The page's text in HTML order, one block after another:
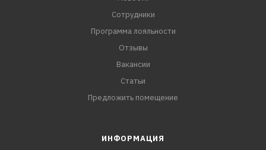
Сотрудники
Программа лояльности
Отзывы
Вакансии
Статьи
Предложить помещение
ИНФОРМАЦИЯ